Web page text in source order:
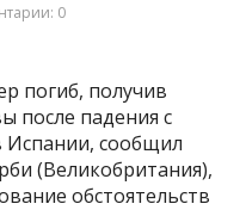
0
погиб, получив
после падения с
Испании, сообщил
(Великобритания),
обстоятельств